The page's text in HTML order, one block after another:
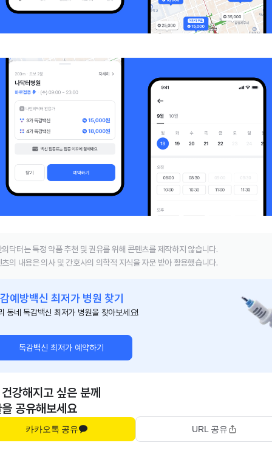
의닥터는 특정 약품 추천 및 권유를 위해 콘텐츠를 제작하지 않습니다.
츠의 내용은 의사 및 간호사의 의학적 지식을 자문 받아 활용했습니다.
예방백신 최저가 병원 찾기
동네 독감백신 최저가 병원을 찾아보세요!
독감백신 최저가 예약하기
강해지고 싶은 분께
공유해보세요
카카오톡 공유 URL 공유